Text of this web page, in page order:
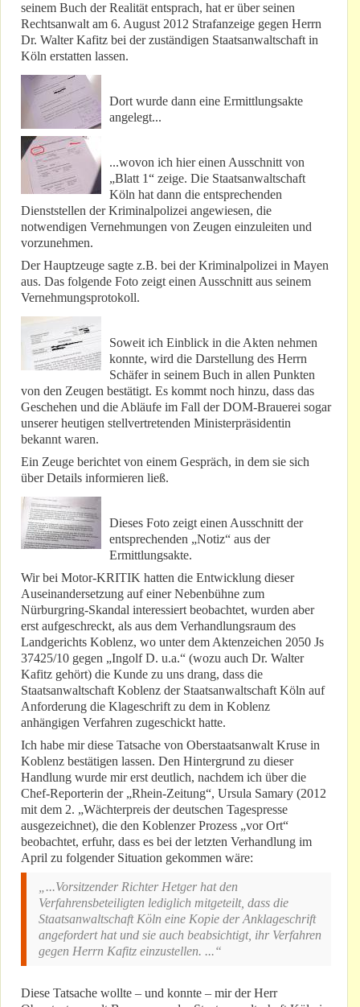
seinem Buch der Realität entsprach, hat er über seinen
Rechtsanwalt am 6. August 2012 Strafanzeige gegen Herrn
Dr. Walter Kafitz bei der zuständigen Staatsanwaltschaft in
Köln erstatten lassen.
Dort wurde dann eine Ermittlungsakte
angelegt...
...wovon ich hier einen Ausschnitt von
„Blatt 1“ zeige. Die Staatsanwaltschaft
Köln hat dann die entsprechenden
Dienststellen der Kriminalpolizei angewiesen, die
notwendigen Vernehmungen von Zeugen einzuleiten und
vorzunehmen.
Der Hauptzeuge sagte z.B. bei der Kriminalpolizei in Mayen
aus. Das folgende Foto zeigt einen Ausschnitt aus seinem
Vernehmungsprotokoll.
Soweit ich Einblick in die Akten nehmen
konnte, wird die Darstellung des Herrn
Schäfer in seinem Buch in allen Punkten
von den Zeugen bestätigt. Es kommt noch hinzu, dass das
Geschehen und die Abläufe im Fall der DOM-Brauerei sogar
unserer heutigen stellvertretenden Ministerpräsidentin
bekannt waren.
Ein Zeuge berichtet von einem Gespräch, in dem sie sich
über Details informieren ließ.
Dieses Foto zeigt einen Ausschnitt der
entsprechenden „Notiz“ aus der
Ermittlungsakte.
Wir bei Motor-KRITIK hatten die Entwicklung dieser
Auseinandersetzung auf einer Nebenbühne zum
Nürburgring-Skandal interessiert beobachtet, wurden aber
erst aufgeschreckt, als aus dem Verhandlungsraum des
Landgerichts Koblenz, wo unter dem Aktenzeichen 2050 Js
37425/10 gegen „Ingolf D. u.a.“ (wozu auch Dr. Walter
Kafitz gehört) die Kunde zu uns drang, dass die
Staatsanwaltschaft Koblenz der Staatsanwaltschaft Köln auf
Anforderung die Klageschrift zu dem in Koblenz
anhängigen Verfahren zugeschickt hatte.
Ich habe mir diese Tatsache von Oberstaatsanwalt Kruse in
Koblenz bestätigen lassen. Den Hintergrund zu dieser
Handlung wurde mir erst deutlich, nachdem ich über die
Chef-Reporterin der „Rhein-Zeitung“, Ursula Samary (2012
mit dem 2. „Wächterpreis der deutschen Tagespresse
ausgezeichnet), die den Koblenzer Prozess „vor Ort“
beobachtet, erfuhr, dass es bei der letzten Verhandlung im
April zu folgender Situation gekommen wäre:
„...Vorsitzender Richter Hetger hat den
Verfahrensbeteiligten lediglich mitgeteilt, dass die
Staatsanwaltschaft Köln eine Kopie der Anklageschrift
angefordert hat und sie auch beabsichtigt, ihr Verfahren
gegen Herrn Kafitz einzustellen. ...“
Diese Tatsache wollte – und konnte – mir der Herr